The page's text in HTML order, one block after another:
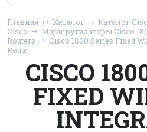
Главная Каталог Каталог
Cisco
Маршрутизаторы Cisco
Routers
Cisco 1800 Series Fixed
Route
CISCO
FIXED